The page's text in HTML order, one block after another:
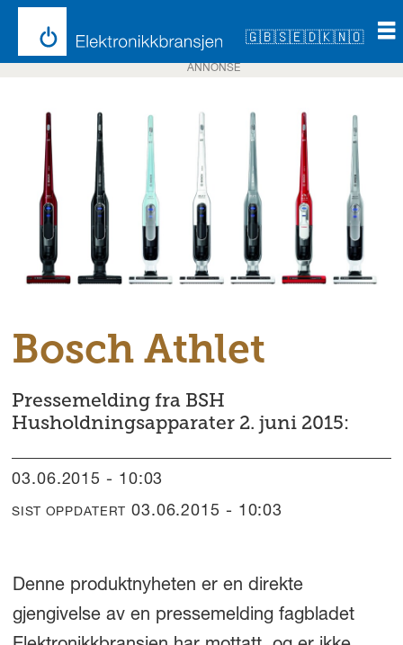
🇬🇧🇸🇪🇩🇰🇳🇴
ANNONSE
Bosch Athlet
Pressemelding fra BSH
Husholdningsapparater 2. juni 2015:
03.06.2015 - 10:03
SIST OPPDATERT 03.06.2015 - 10:03
Denne produktnyheten er en direkte
gjengivelse av en pressemelding fagbladet